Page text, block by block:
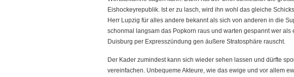
Eishockeyrepublik. Ist er zu lasch, wird ihn wohl das gleiche
Herr Lupzig für alles andere bekannt als sich von anderen in die
schonmal langsam das Popkorn raus und warten gespannt wer
Duisburg per Expresszündung gen äußere Stratosphäre rauscht.
Der Kader zumindest kann sich wieder sehen lassen und dürfte
vereinfachen. Unbequeme Akteure, wie das ewige und vor allem